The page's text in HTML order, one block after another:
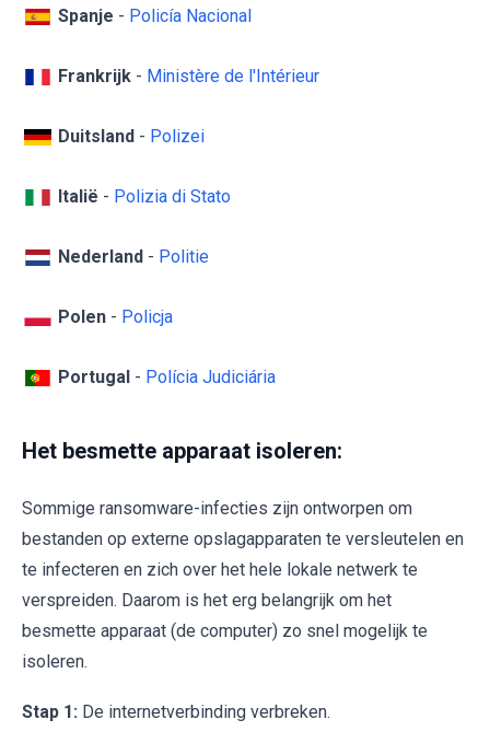
Spanje - Policía Nacional
Frankrijk - Ministère de l'Intérieur
Duitsland - Polizei
Italië - Polizia di Stato
Nederland - Politie
Polen - Policja
Portugal - Polícia Judiciária
Het besmette apparaat isoleren:
Sommige ransomware-infecties zijn ontworpen om
bestanden op externe opslagapparaten te versleutelen en
te infecteren en zich over het hele lokale netwerk te
verspreiden. Daarom is het erg belangrijk om het
besmette apparaat (de computer) zo snel mogelijk te
isoleren.
Stap 1: De internetverbinding verbreken.